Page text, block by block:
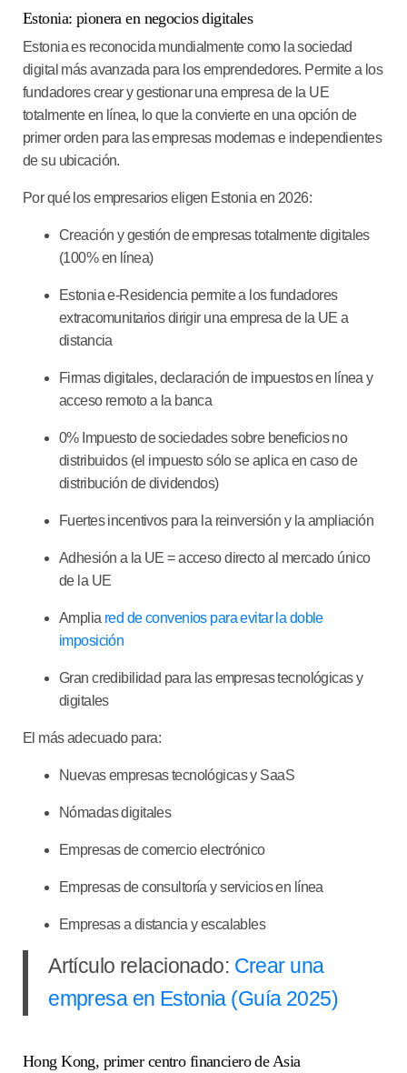
Estonia: pionera en negocios digitales
Estonia es reconocida mundialmente como la sociedad
digital más avanzada para los emprendedores. Permite a los
fundadores crear y gestionar una empresa de la UE
totalmente en línea, lo que la convierte en una opción de
primer orden para las empresas modernas e independientes
de su ubicación.
Por qué los empresarios eligen Estonia en 2026:
Creación y gestión de empresas totalmente digitales
(100% en línea)
Estoniae-Residencia permite a los fundadores
extracomunitarios dirigir una empresa de la UE a
distancia
Firmas digitales, declaración de impuestos en línea y
acceso remoto a la banca
0% Impuesto de sociedades sobre beneficios no
distribuidos(el impuesto sólo se aplica en caso de
distribución de dividendos)
Fuertes incentivos para la reinversión y la ampliación
Adhesión a la UE = acceso directo al mercado único
de la UE
Amplia red de convenios para evitar la doble
imposición
Gran credibilidad para las empresas tecnológicas y
digitales
El más adecuado para:
Nuevas empresas tecnológicas y SaaS
Nómadas digitales
Empresas de comercio electrónico
Empresas de consultoría y servicios en línea
Empresas a distancia y escalables
Artículo relacionado: Crear una
empresa en Estonia (Guía 2025)
Hong Kong, primer centro financiero de Asia